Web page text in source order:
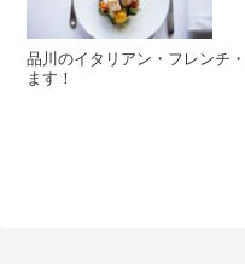
品川のイタリアン・フレンチ
ます！